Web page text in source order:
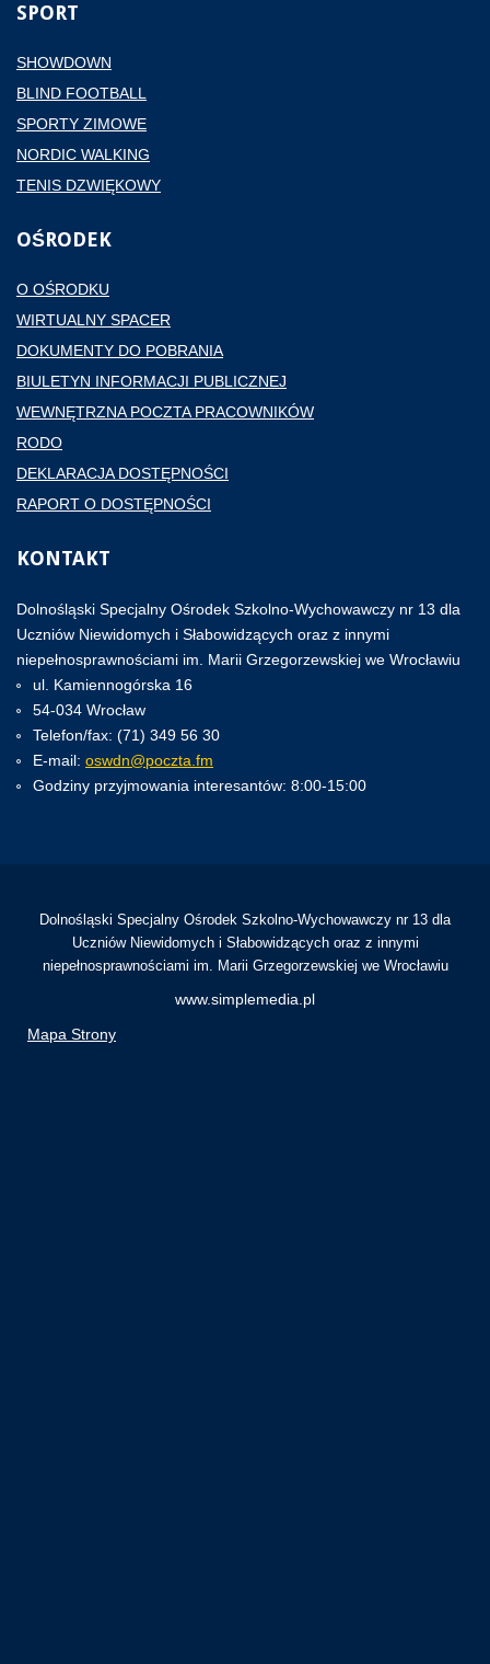
SPORT
SHOWDOWN
BLIND FOOTBALL
SPORTY ZIMOWE
NORDIC WALKING
TENIS DZWIĘKOWY
OŚRODEK
O OŚRODKU
WIRTUALNY SPACER
DOKUMENTY DO POBRANIA
BIULETYN INFORMACJI PUBLICZNEJ
WEWNĘTRZNA POCZTA PRACOWNIKÓW
RODO
DEKLARACJA DOSTĘPNOŚCI
RAPORT O DOSTĘPNOŚCI
KONTAKT
Dolnośląski Specjalny Ośrodek Szkolno-Wychowawczy nr 13 dla
Uczniów Niewidomych i Słabowidzących oraz z innymi
niepełnosprawnościami im. Marii Grzegorzewskiej we Wrocławiu
ul. Kamiennogórska 16
54-034 Wrocław
Telefon/fax: (71) 349 56 30
E-mail: oswdn@poczta.fm
Godziny przyjmowania interesantów: 8:00-15:00
Dolnośląski Specjalny Ośrodek Szkolno-Wychowawczy nr 13 dla
Uczniów Niewidomych i Słabowidzących oraz z innymi
niepełnosprawnościami im. Marii Grzegorzewskiej we Wrocławiu
www.simplemedia.pl
Mapa Strony